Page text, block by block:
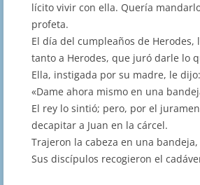
lícito vivir con ella. Quería
profeta.
El día del cumpleaños de
tanto a Herodes, que juró darle lo
Ella, instigada por su madre, le dijo:
«Dame ahora mismo en una
El rey lo sintió; pero, por el
decapitar a Juan en la cárcel.
Trajeron la cabeza en una
Sus discípulos recogieron el